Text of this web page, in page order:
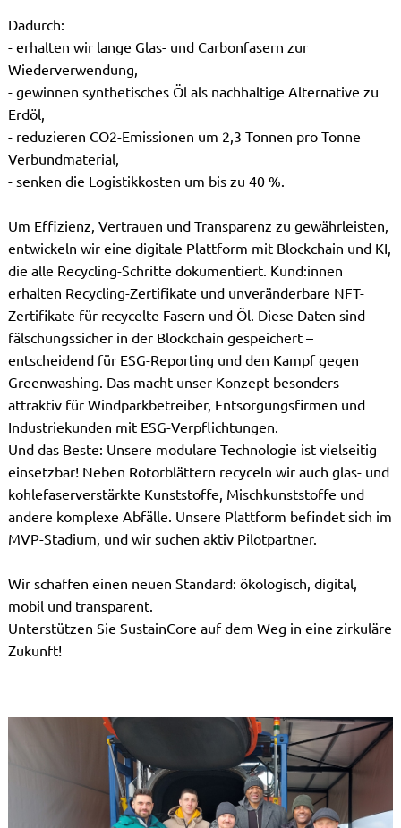
Dadurch:
- erhalten wir lange Glas- und Carbonfasern zur
Wiederverwendung,
- gewinnen synthetisches Öl als nachhaltige Alternative zu
Erdöl,
- reduzieren CO2-Emissionen um 2,3 Tonnen pro Tonne
Verbundmaterial,
- senken die Logistikkosten um bis zu 40 %.
Um Effizienz, Vertrauen und Transparenz zu gewährleisten,
entwickeln wir eine digitale Plattform mit Blockchain und KI,
die alle Recycling-Schritte dokumentiert. Kund:innen
erhalten Recycling-Zertifikate und unveränderbare NFT-
Zertifikate für recycelte Fasern und Öl. Diese Daten sind
fälschungssicher in der Blockchain gespeichert –
entscheidend für ESG-Reporting und den Kampf gegen
Greenwashing. Das macht unser Konzept besonders
attraktiv für Windparkbetreiber, Entsorgungsfirmen und
Industriekunden mit ESG-Verpflichtungen.
Und das Beste: Unsere modulare Technologie ist vielseitig
einsetzbar! Neben Rotorblättern recyceln wir auch glas- und
kohlefaserverstärkte Kunststoffe, Mischkunststoffe und
andere komplexe Abfälle. Unsere Plattform befindet sich im
MVP-Stadium, und wir suchen aktiv Pilotpartner.
Wir schaffen einen neuen Standard: ökologisch, digital,
mobil und transparent.
Unterstützen Sie SustainCore auf dem Weg in eine zirkuläre
Zukunft!